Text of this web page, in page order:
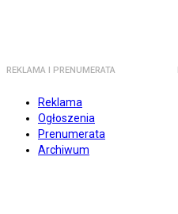
REKLAMA I PRENUMERATA
Reklama
Ogłoszenia
Prenumerata
Archiwum